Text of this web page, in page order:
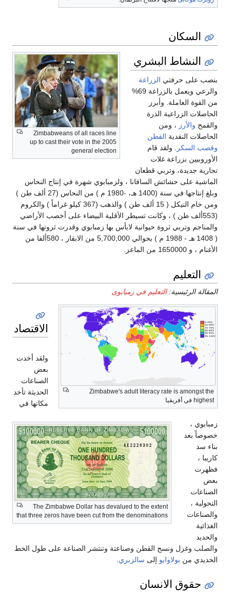
السكان
Zimbabweans of all races line
up to cast their vote in the 2005
general election
النشاط البشري
بنصب على حرفتي الزراعة
والرعي ويعمل بالزراعة 69%
من القوة العاملة. وأبرز
الحاصلات الزراعية الذرة
والقمح والأرز ، ومن
الحاصلات النقدية القطن
وقصب السكر
. ولقد قام
الأوروبيين بزراعة غلات
تجارية جديدة، وتربي قطعان
الماشية على حشائش السافانا ، ولزمبابوي شهرة في إنتاج النحاس
وبلغ إنتاجها في سنة (1400 هـ، -1980 م ) من النحاس (27 ألف طن )
ومن خام النيكل ( 15 ألف طن ) والذهب (367 كيلو غراماً ) والكروم
(553ألف طن ) ، وكانت تسيطر الأقلية البيضاء على أخصب الأراضي
والمناجم وتربي ثروة حيوانية لابأس بها زمبابوي وقدرت ثروتها في سنة
( 1408 هـ - 1988 م ) بحوالي 5,700,000 من الابقار ، 580ألفا من
الأغنام ، و 1650000 من الماعز.
التعليم
المقالة الرئيسية:التعليم في زمبابوى
Zimbabwe's adult literacy rate is amongst the
highest في أفريقيا
الاقتصاد
The Zimbabwe Dollar has devalued to the extent
that three zeros have been cut from the denominations
ولقد أخدت
بعض
الصناعات
الحديثة تأخد
مكانها في
زمبابوي ،
خصوصاً بعد
بناء سد
كاريبا ،
فظهرت
بعض
الصناعات
التحولية ،
والصناعات
الغذائية
والحديد
والصلب وغزل ونسج القطن وصناعتة وتنتشر الصناعة على طول الخط
الحديدي من بولاوايو إلى سالزبري
حقوق الانسان